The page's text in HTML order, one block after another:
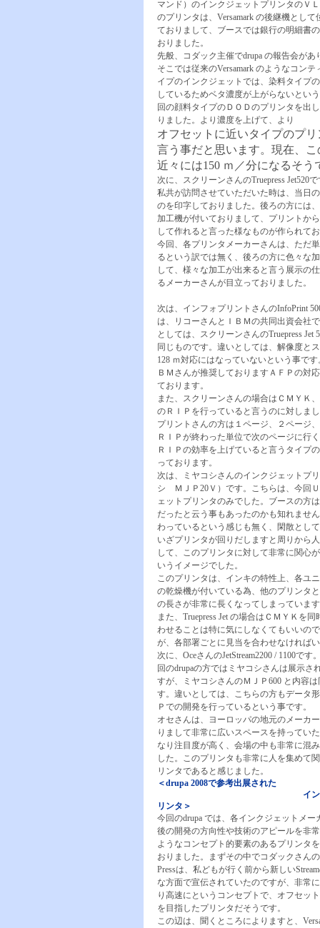
マンド）のインクジェットプリンタのＶ
のプリンタは、Versamark の後継機として
ておりまして、ブースでは銀行の明細書
おりました。
先般、コダック主催でdrupa の報告会があ
そこでは従来のVersamark のようなコンテ
イプのインクジェットでは、染料タイプ
しているためベタ濃度が上がらないとい
回の顔料タイプのＤＯＤのプリンタを出
りました。より濃度を上げて、より
オフセットに近いタイプのプ
言う事だと思います。現在、
近々には150 ｍ／分になるそう
次に、スクリーンさんのTruepress Jet520
私共が訪問させていただいた時は、当日
のを印字しておりました。後ろの方には
加工機が付いておりまして、プリントか
して作れると言った様なものが作られて
今回、各プリンタメーカーさんは、ただ
るという訳では無く、後ろの方に色々な
して、様々な加工が出来ると言う展示の
るメーカーさんが目立っておりました。
次は、インフォプリントさんのInfoPrint
は、リコーさんとＩＢＭの共同出資会社
としては、スクリーンさんのTruepress Jet
同じものです。違いとしては、解像度と
128 ｍ対応にはなっていないという事で
ＢＭさんが推奨しておりますＡＦＰの対
ております。
また、スクリーンさんの場合はＣＭＹＫ
のＲＩＰを行っていると言うのに対しま
プリントさんの方は１ページ、２ページ
ＲＩＰが終わった単位で次のページに行
ＲＩＰの効率を上げていると言うタイプ
っております。
次は、ミヤコシさんのインクジェットプ
シ ＭＪＰ20Ｖ）です。こちらは、今回
ェットプリンタのみでした。ブースの方
だったと云う事もあったのかも知れませ
わっているという感じも無く、閑散とし
いざプリンタが回りだしますと周りから
して、このプリンタに対して非常に関心
いうイメージでした。
このプリンタは、インキの特性上、各ユ
の乾燥機が付いている為、他のプリンタ
の長さが非常に長くなってしまってい
また、Truepress Jet の場合はＣＭＹＫを
わせることは特に気にしなくてもいいの
が、各部署ごとに見当を合わせなければ
次に、OceさんのJetStream2200 / 1100です
回のdrupaの方ではミヤコシさんは展示さ
すが、ミヤコシさんのＭＪＰ600 と内容
す。違いとしては、こちらの方もデータ
Ｐでの開発を行っているという事です
オセさんは、ヨーロッパの地元のメーカ
りまして非常に広いスペースを持ってい
なり注目度が高く、会場の中も非常に混
した。このプリンタも非常に人を集めて
リンタであると感じました。
＜drupa 2008で参考出展された
インクジェ
リンタ＞
今回のdrupa では、各インクジェットメー
後の開発の方向性や技術のアピールを非
ようなコンセプト的要素のあるプリンタ
おりました。まずその中でコダックさんの
Pressは、私どもが行く前から新しい
な方面で宣伝されていたのですが、非常
り高速にというコンセプトで、オフセッ
を目指したプリンタだそうです。
この辺は、聞くところによりますと、